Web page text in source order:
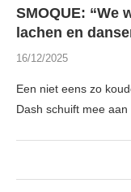
SMOQUE: “We
lachen en
16/12/2025
Een niet eens zo
Dash schuift mee